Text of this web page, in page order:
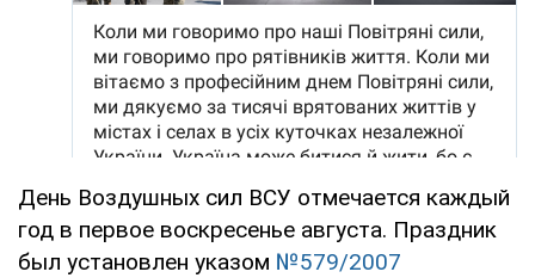
День Воздушных сил ВСУ отмечается каждый
год в первое воскресенье августа. Праздник
был установлен указом №579/2007